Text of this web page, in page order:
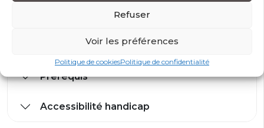
Refuser
Voir les préférences
Politique de cookiesPolitique de confidentialité
Modalités et conditions d’accès
Modalité d’évaluation
Prérequis
Accessibilité handicap